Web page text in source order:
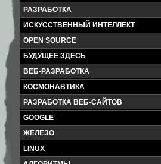
РАЗРАБОТКА
ИСКУССТВЕННЫЙ ИНТЕЛЛЕКТ
OPEN SOURCE
БУДУЩЕЕ ЗДЕСЬ
ВЕБ-РАЗРАБОТКА
КОСМОНАВТИКА
РАЗРАБОТКА ВЕБ-САЙТОВ
GOOGLE
ЖЕЛЕЗО
LINUX